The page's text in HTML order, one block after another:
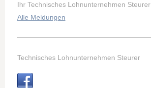
Ihr Technisches Lohnunternehmen Steurer
Alle Meldungen
Technisches Lohnunternehmen Steurer